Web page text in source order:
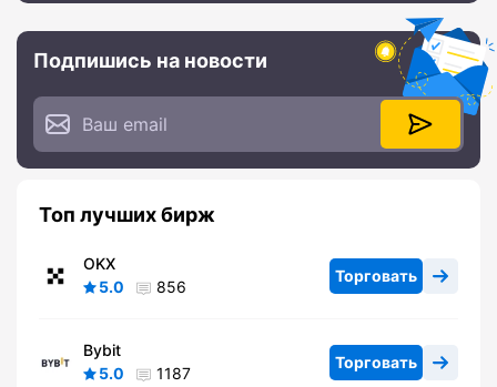
Подпишись на новости
Топ лучших бирж
OKX
5.0
856
Торговать
Bybit
5.0
1187
Торговать